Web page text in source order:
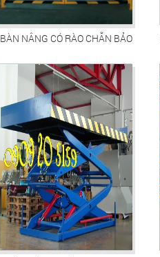
BÀN NÂNG CÓ RÀO CHẮN BẢO